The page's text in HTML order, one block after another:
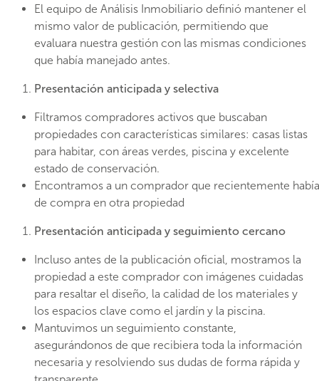
El equipo de Análisis Inmobiliario definió mantener el
mismo valor de publicación, permitiendo que
evaluara nuestra gestión con las mismas condiciones
que había manejado antes.
Presentación anticipada y selectiva
Filtramos compradores activos que buscaban
propiedades con características similares: casas listas
para habitar, con áreas verdes, piscina y excelente
estado de conservación.
Encontramos a un comprador que recientemente
de compra en otra propiedad
Presentación anticipada y seguimiento cercano
Incluso antes de la publicación oficial, mostramos la
propiedad a este comprador con imágenes cuidadas
para resaltar el diseño, la calidad de los materiales y
los espacios clave como el jardín y la piscina.
Mantuvimos un seguimiento constante,
asegurándonos de que recibiera toda la información
necesaria y resolviendo sus dudas de forma rápida y